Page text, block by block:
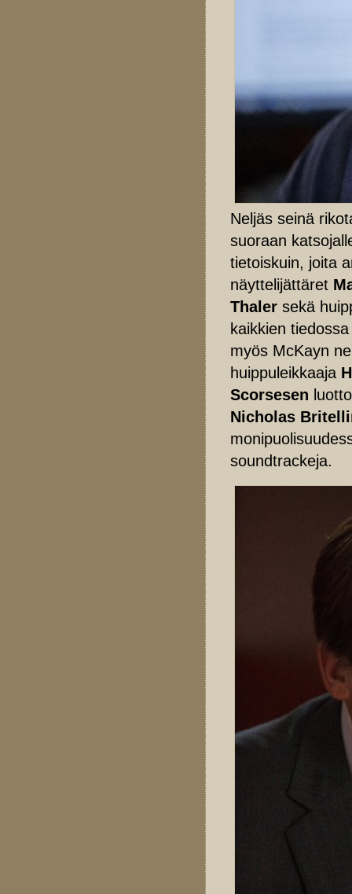
Neljäs seinä
suoraan
tietoiskuin, joita
näyttelijättäret
Thaler sekä
kaikkien
myös McKayn
huippuleikkaaja
Scorsesen
Nicholas
soundtrackeja.